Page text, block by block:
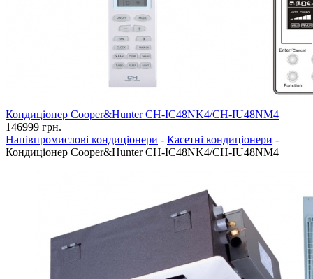
Кондиціонер Cooper&Hunter CH-IC48NK4/CH-IU48NM4
146999 грн.
Напівпромислові кондиціонери - Касетні кондиціонери -
Кондиціонер Cooper&Hunter CH-IC48NK4/CH-IU48NM4